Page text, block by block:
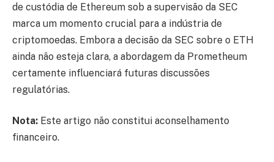
de custódia de Ethereum sob a supervisão da SEC
marca um momento crucial para a indústria de
criptomoedas. Embora a decisão da SEC sobre o ETH
ainda não esteja clara, a abordagem da Prometheum
certamente influenciará futuras discussões
regulatórias.
Nota: Este artigo não constitui aconselhamento
financeiro.